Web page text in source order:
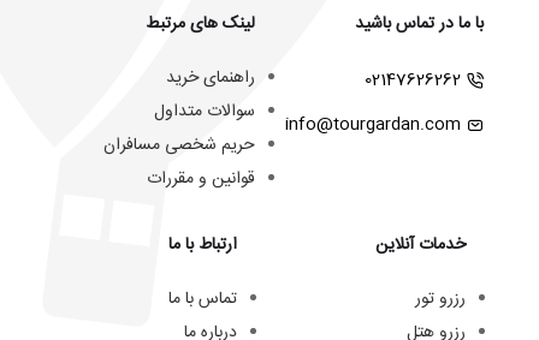
با ما در تماس باشید
02147626262
info@tourgardan.com
خدمات آنلاین
رزرو تور
رزرو هتل
لینک های مرتبط
راهنمای خرید
سوالات متداول
حریم شخصی مسافران
قوانین و مقررات
ارتباط با ما
تماس با ما
درباره ما